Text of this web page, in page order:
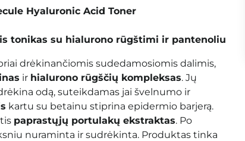
Hyaluronic Acid Toner
tonikas su hialurono rūgštimi ir pantenoliu
drėkinančiomis sudedamosiomis dalimis,
ir hialurono rūgščių kompleksas. Jų
odą, suteikdamas jai švelnumo ir
kartu su betainu stiprina epidermio barjerą.
paprastųjų portulakų ekstraktas. Po
nuraminta ir sudrėkinta. Produktas tinka